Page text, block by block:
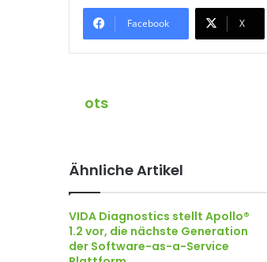
Facebook X
ots
Ähnliche Artikel
VIDA Diagnostics stellt Apollo®
1.2 vor, die nächste Generation
der Software-as-a-Service